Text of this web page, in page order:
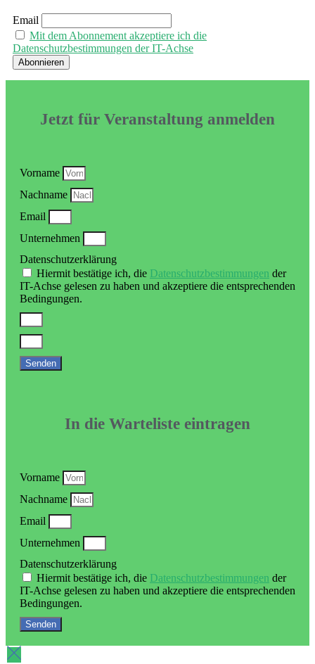
Email
Mit dem Abonnement akzeptiere ich die
Datenschutzbestimmungen der IT-Achse
Jetzt für Veranstaltung anmelden
Vorname
Nachname
Email
Unternehmen
Datenschutzerklärung
Hiermit bestätige ich, die Datenschutzbestimmungen der
IT-Achse gelesen zu haben und akzeptiere die entsprechenden
Bedingungen.
Senden
In die Warteliste eintragen
Vorname
Nachname
Email
Unternehmen
Datenschutzerklärung
Hiermit bestätige ich, die Datenschutzbestimmungen der
IT-Achse gelesen zu haben und akzeptiere die entsprechenden
Bedingungen.
Senden